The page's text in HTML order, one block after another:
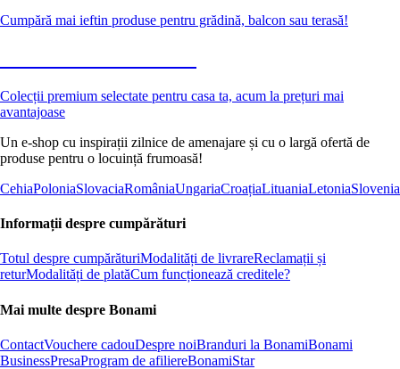
Cumpără mai ieftin produse pentru grădină, balcon sau terasă!
Colecții premium selectate pentru casa ta, acum la prețuri mai
avantajoase
Un e-shop cu inspirații zilnice de amenajare și cu o largă ofertă de
produse pentru o locuință frumoasă!
CehiaPoloniaSlovaciaRomâniaUngariaCroațiaLituaniaLetoniaSlovenia
Informații despre cumpărături
Totul despre cumpărăturiModalități de livrareReclamații și
returModalități de platăCum funcționează creditele?
Mai multe despre Bonami
ContactVouchere cadouDespre noiBranduri la BonamiBonami
BusinessPresaProgram de afiliereBonamiStar